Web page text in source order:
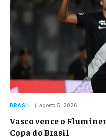
BRASIL agosto 5, 2026
Vasco vence o
Copa do Brasil